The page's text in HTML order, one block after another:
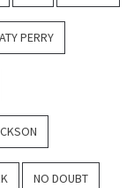
PERRY
NO DOUBT